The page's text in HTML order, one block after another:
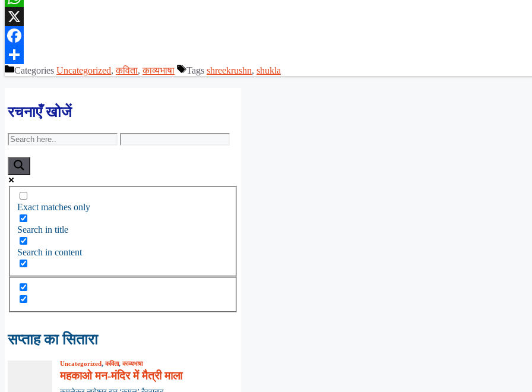
WhatsApp
X
Facebook
ShareCategories Uncategorized,कविता,काव्यभाषा Tags shreekrushn, shukla
रचनाएँ खोजें
Exact matches only
Search in title
Search in content
सप्ताह का सितारा
Uncategorized,कविता,काव्यभाषा
महकाओ मन-मंदिर में मैत्री माला